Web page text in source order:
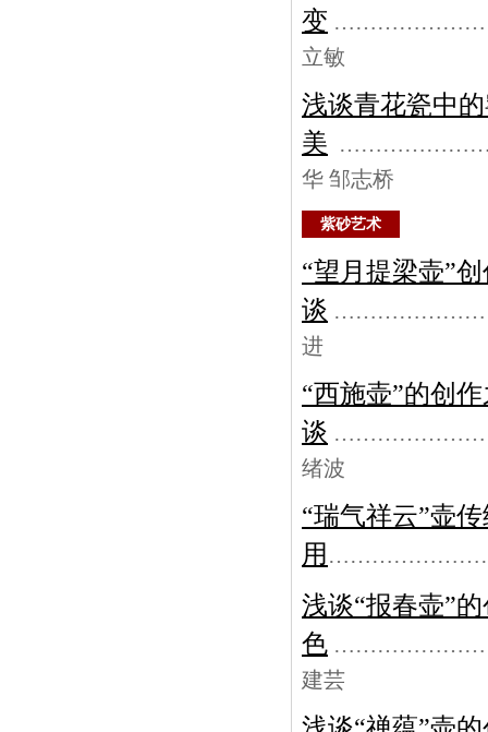
变
立敏
浅谈青花瓷中
美
华 邹志桥
紫砂艺术
“望月提梁壶”
谈
进
“西施壶”的创
谈
绪波
“瑞气祥云”壶
用
浅谈“报春壶”
色
建芸